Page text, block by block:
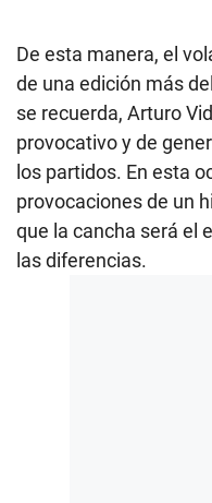
De esta manera, el
de una edición más
se recuerda, Arturo
provocativo y de
los partidos. En esta
provocaciones de un
que la cancha será el
las diferencias.